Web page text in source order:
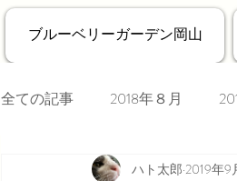
ブルーベリーガーデン岡山
全ての記事 2018年８月
ハト太郎 2019年9